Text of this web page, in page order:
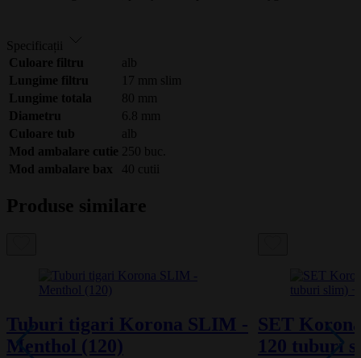
Specificații
Culoare filtru
alb
Lungime filtru
17 mm slim
Lungime totala
80 mm
Diametru
6.8 mm
Culoare tub
alb
Mod ambalare cutie 250 buc.
Mod ambalare bax
40 cutii
Produse similare
Tuburi tigari Korona SLIM -
Menthol (120)
SET
120 tuburi